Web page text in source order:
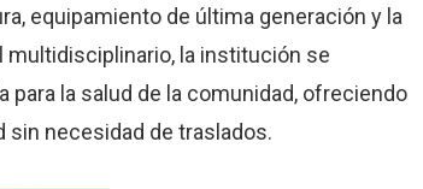
equipamiento de última generación y la
la institución se
la salud de la comunidad, ofreciendo
sin necesidad de traslados.